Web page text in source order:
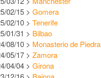
02/15 > Gomera
02/10 > Tenerife
01/31 > Bilbao
08/10 > Monasterio de Piedra
05/17 > Zamora
04/04 > Girona